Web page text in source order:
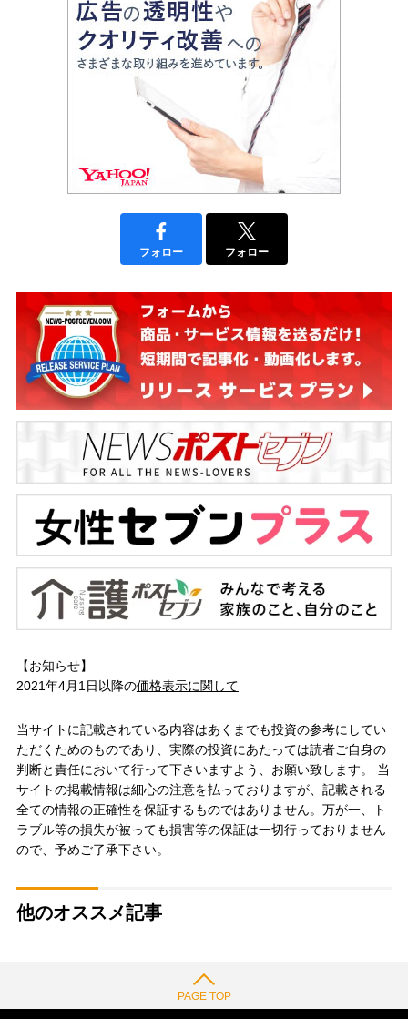
フォロー フォロー
【お知らせ】
2021年4月1日以降の価格表示に関して
当サイトに記載されている内容はあくまでも投資の参考にしてい
ただくためのものであり、実際の投資にあたっては読者ご自身の
判断と責任において行って下さいますよう、お願い致します。 当
サイトの掲載情報は細心の注意を払っておりますが、記載される
全ての情報の正確性を保証するものではありません。万が一、ト
ラブル等の損失が被っても損害等の保証は一切行っておりません
ので、予めご了承下さい。
他のオススメ記事
PAGE TOP